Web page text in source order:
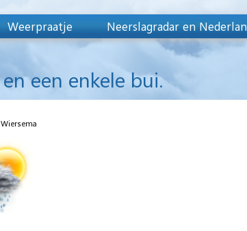
Weerpraatje Neerslagradar en
een enkele bui.